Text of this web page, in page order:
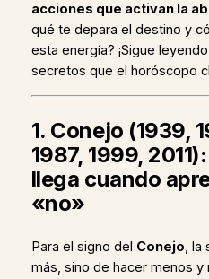
acciones que activan la
qué te depara el destino y
esta energía? ¡Sigue
secretos que el horóscopo
1. Conejo (1939,
1987, 1999,
llega cuando
«no»
Para el signo del Conejo, la
más, sino de hacer menos y